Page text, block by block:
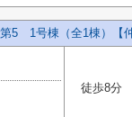
5 1号棟（全1棟）【
徒歩8分